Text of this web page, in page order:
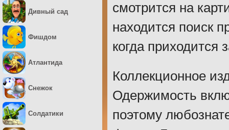
смотрится на
находится поиск
когда приходится
Коллекционное
Одержимость
поэтому
Дивный сад
Фишдом
Атлантида
Снежок
Солдатики